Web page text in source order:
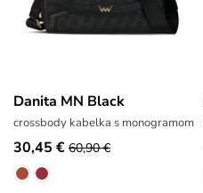
Danita MN Black
crossbody kabelka s monogramom
30,45 € 60,90 €